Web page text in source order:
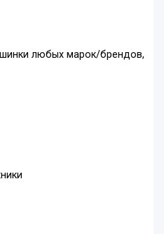
любых марок/брендов,